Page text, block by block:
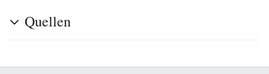
Quellen